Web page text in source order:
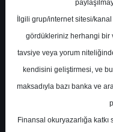
Halk Yatırım
22.30 TL,
İlgili grup/internet sitesi/
gördükleriniz herhangi bir
tavsiye veya yorum
kendisini geliştirmesi, ve bu
maksadıyla bazı banka ve
Finansal okuryazarlığa katkı